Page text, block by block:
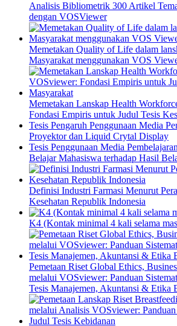
Analisis Bibliometrik 300 Artikel
dengan VOSViewer
Memetakan Quality of Life dalam
Masyarakat menggunakan VOS
Memetakan Lanskap Health
Fondasi Empiris untuk Judul Tesis
Tesis Pengaruh Penggunaan Media
Proyektor dan Liquid Crytal Display
Tesis Penggunaan Media
Belajar Mahasiswa terhadap Hasil
Definisi Industri Farmasi Menurut
Kesehatan Republik Indonesia
K4 (Kontak minimal 4 kali selama
Pemetaan Riset Global Ethics,
melalui VOSviewer: Panduan
Tesis Manajemen, Akuntansi & Etika